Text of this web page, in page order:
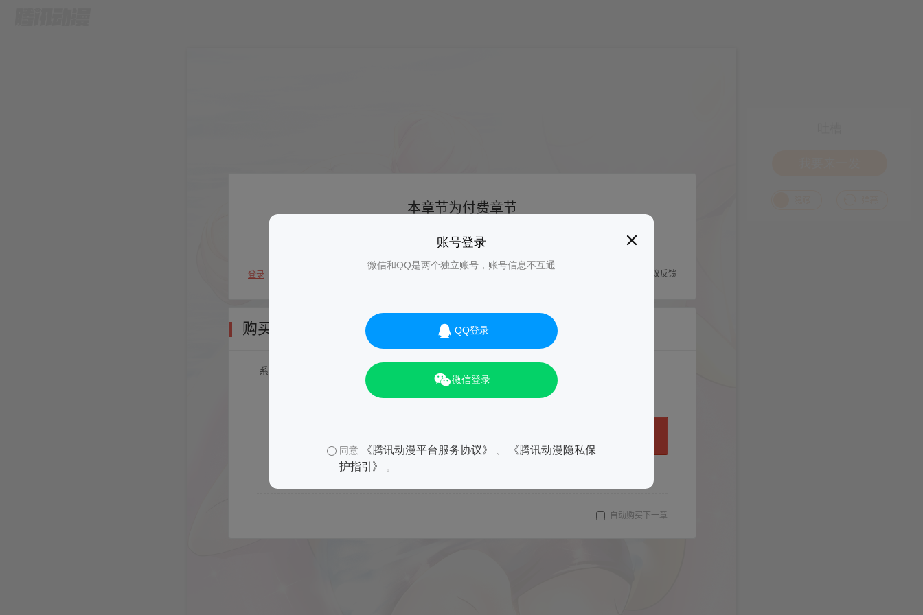
账号登录
微信和QQ是两个独立账号，账号信息不互通
QQ登录
微信登录
同意 《腾讯动漫平台服务协议》
《腾讯动漫隐私保
护指引》
。